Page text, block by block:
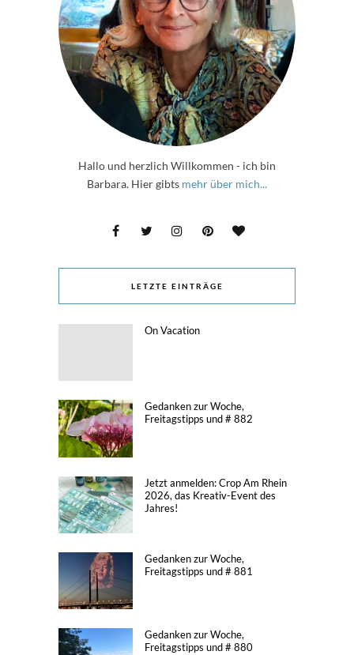
Hallo und herzlich Willkommen - ich bin
Barbara. Hier gibts mehr über mich...
LETZTE EINTRÄGE
On Vacation
Gedanken zur Woche,
Freitagstipps und # 882
Jetzt anmelden: Crop Am Rhein
2026, das Kreativ-Event des
Jahres!
Gedanken zur Woche,
Freitagstipps und # 881
Gedanken zur Woche,
Freitagstipps und # 880